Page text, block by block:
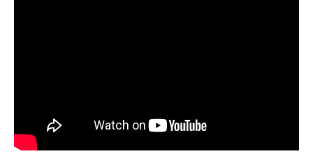
акционеров
Личный
кабинет